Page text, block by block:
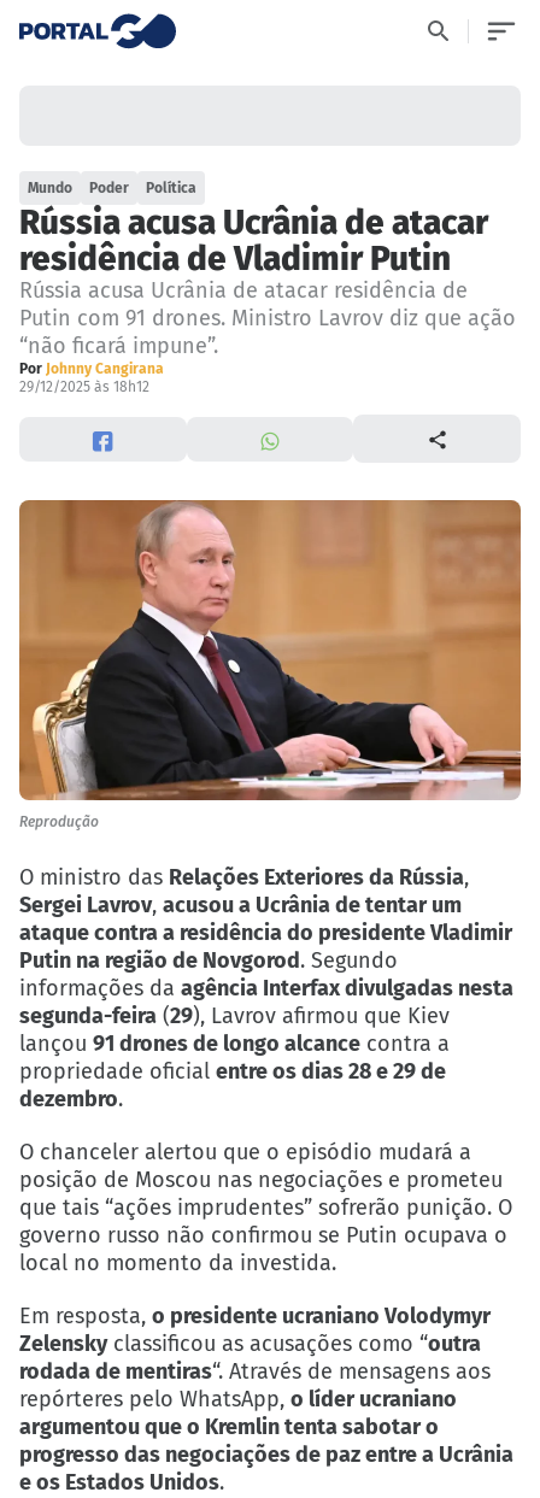
Mundo Poder Política
Rússia acusa Ucrânia de atacar
residência de Vladimir Putin
Rússia acusa Ucrânia de atacar residência de
Putin com 91 drones. Ministro Lavrov diz que ação
“não ficará impune”.
Por Johnny Cangirana
29/12/2025 às 18h12
Reprodução
O ministro das Relações Exteriores da Rússia,
Sergei Lavrov, acusou a Ucrânia de tentar um
ataque contra a residência do presidente Vladimir
Putin na região de Novgorod. Segundo
informações da agência Interfax divulgadas nesta
segunda-feira (29), Lavrov afirmou que Kiev
lançou 91 drones de longo alcance contra a
propriedade oficial entre os dias 28 e 29 de
dezembro.
O chanceler alertou que o episódio mudará a
posição de Moscou nas negociações e prometeu
que tais “ações imprudentes” sofrerão punição. O
governo russo não confirmou se Putin ocupava o
local no momento da investida.
Em resposta, o presidente ucraniano Volodymyr
Zelenskyclassificou as acusações como “outra
rodada de mentiras“. Através de mensagens aos
repórteres pelo WhatsApp, o líder ucraniano
argumentou que o Kremlin tenta sabotar o
progresso das negociações de paz entre a Ucrânia
e os Estados Unidos.